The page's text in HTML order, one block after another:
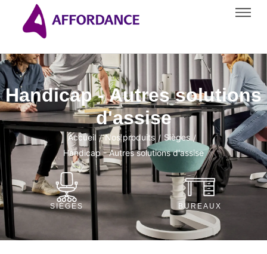
Handicap - Autres solutions
d'assise
Accueil / Nos produits / Sièges /
Handicap - Autres solutions d'assise
SIÈGES BUREAUX